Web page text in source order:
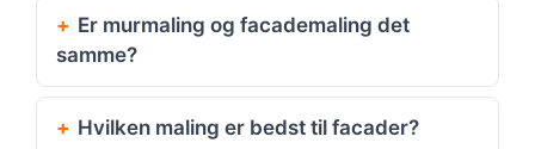
Er murmaling og facademaling det
samme?
Hvilken maling er bedst til facader?